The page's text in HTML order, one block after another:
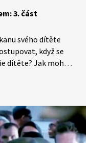
3. část
svého dítěte
když se
dítěte? Jak mohou
odpovídá
prevence
z.s.